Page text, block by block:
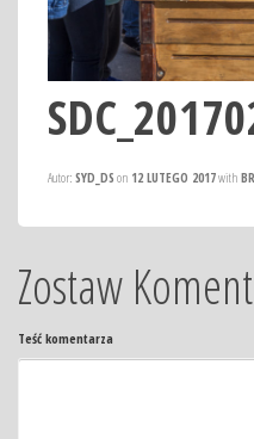
Autor: SYD_DS on 12 LUTEGO 2017with
Zostaw
Teść komentarza